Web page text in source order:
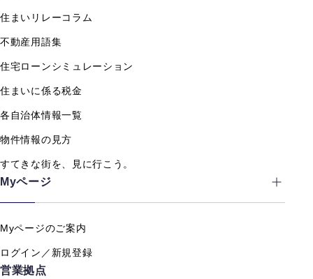
住まいリレーコラム
不動産用語集
住宅ローンシミュレーション
住まいに係る税金
各自治体情報一覧
物件情報の見方
すてきな街を、見に行こう。
Myページ
Myページのご案内
ログイン／新規登録
営業拠点